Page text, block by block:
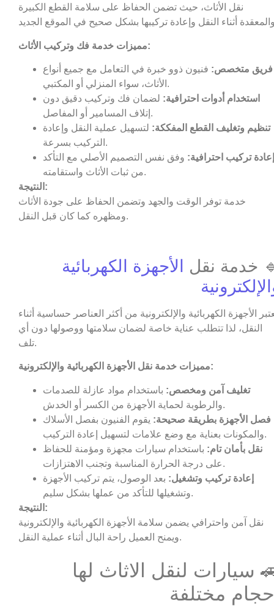
نقل الأثاث، حيث تضمن الحفاظ على سلامة القطع الكبيرة
مميزات خدمة فك وتركيب الأثاث:
فريق متخصص: فنيون ذوو خبرة في التعامل مع جميع أنواع
الأثاث، سواء المنزلي أو المكتبي.
استخدام أدوات احترافية: لضمان فك وتركيب دقيق دون
إتلاف المسامير أو المفاصل.
تنظيم وتغليف القطع المفككة: لتسهيل عملية النقل وإعادة
التركيب بسرعة.
إعادة تركيب احترافية: وفق نفس التصميم الأصلي مع التأكد
من ثبات الأثاث واستقامته.
النتيجة:
خدمة توفر الوقت والجهد وتضمن الحفاظ على جودة الأثاث
ومظهره كما كان قبل النقل.
خدمة نقل
الأجهزة الكهربائية
الأجهزة الكهربائية والإلكترونية من أكثر العناصر حساسية أثناء
النقل، لذا تتطلب عناية خاصة لضمان سلامتها ووصولها دون أي
تلف.
مميزات خدمة نقل الأجهزة الكهربائية والإلكترونية:
تغليف آمن ومخصص: باستخدام مواد عازلة للصدمات
والرطوبة لحماية الأجهزة من الكسر أو الخدش.
فصل الأجهزة بطريقة صحيحة: يقوم الفنيون بفصل الأسلاك
والمكونات بعناية مع وضع علامات لتسهيل إعادة التركيب.
نقل بأمان تام: باستخدام سيارات مجهزة ومؤمنة للحفاظ
على درجة الحرارة المناسبة وتجنب الاهتزازات.
إعادة تركيب وتشغيل: بعد الوصول، يتم تركيب الأجهزة
وتشغيلها للتأكد من عملها بشكل سليم.
النتيجة:
نقل آمن واحترافي يضمن سلامة الأجهزة الكهربائية والإلكترونية
ويمنح العميل راحة البال أثناء عملية النقل.
سيارات لنقل الاثاث لها
مختلفة